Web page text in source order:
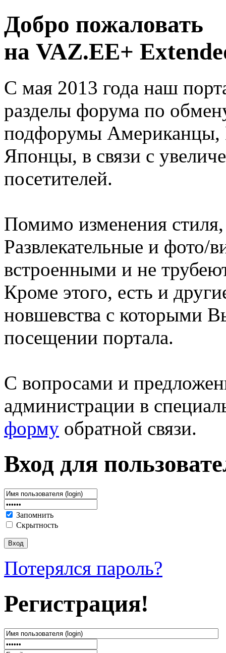
Добро пожаловать
на VAZ.EE+
С мая 2013 года наш
разделы форума по
подфорумы
Японцы, в связи с
посетителей.
Помимо изменения
Развлекательные и фото/
встроенными и не
Кроме этого, есть и
новшевства с которыми
посещении портала.
С вопросами и
администрации в
форму обратной связи.
Вход для
Запомнить
Скрытность
Потерялся пароль?
Регистрация!